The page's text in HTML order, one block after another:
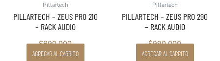
Pillartech
PILLARTECH – ZEUS PRO 210
– RACK AUDIO
$890.000
AGREGAR AL CARRITO
Pillartech
PILLARTECH – ZEUS PRO 290
– RACK AUDIO
$990.000
AGREGAR AL CARRITO